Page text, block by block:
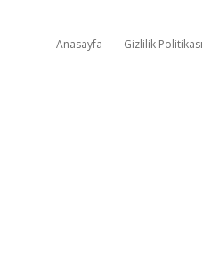
Anasayfa Gizlilik Politikası